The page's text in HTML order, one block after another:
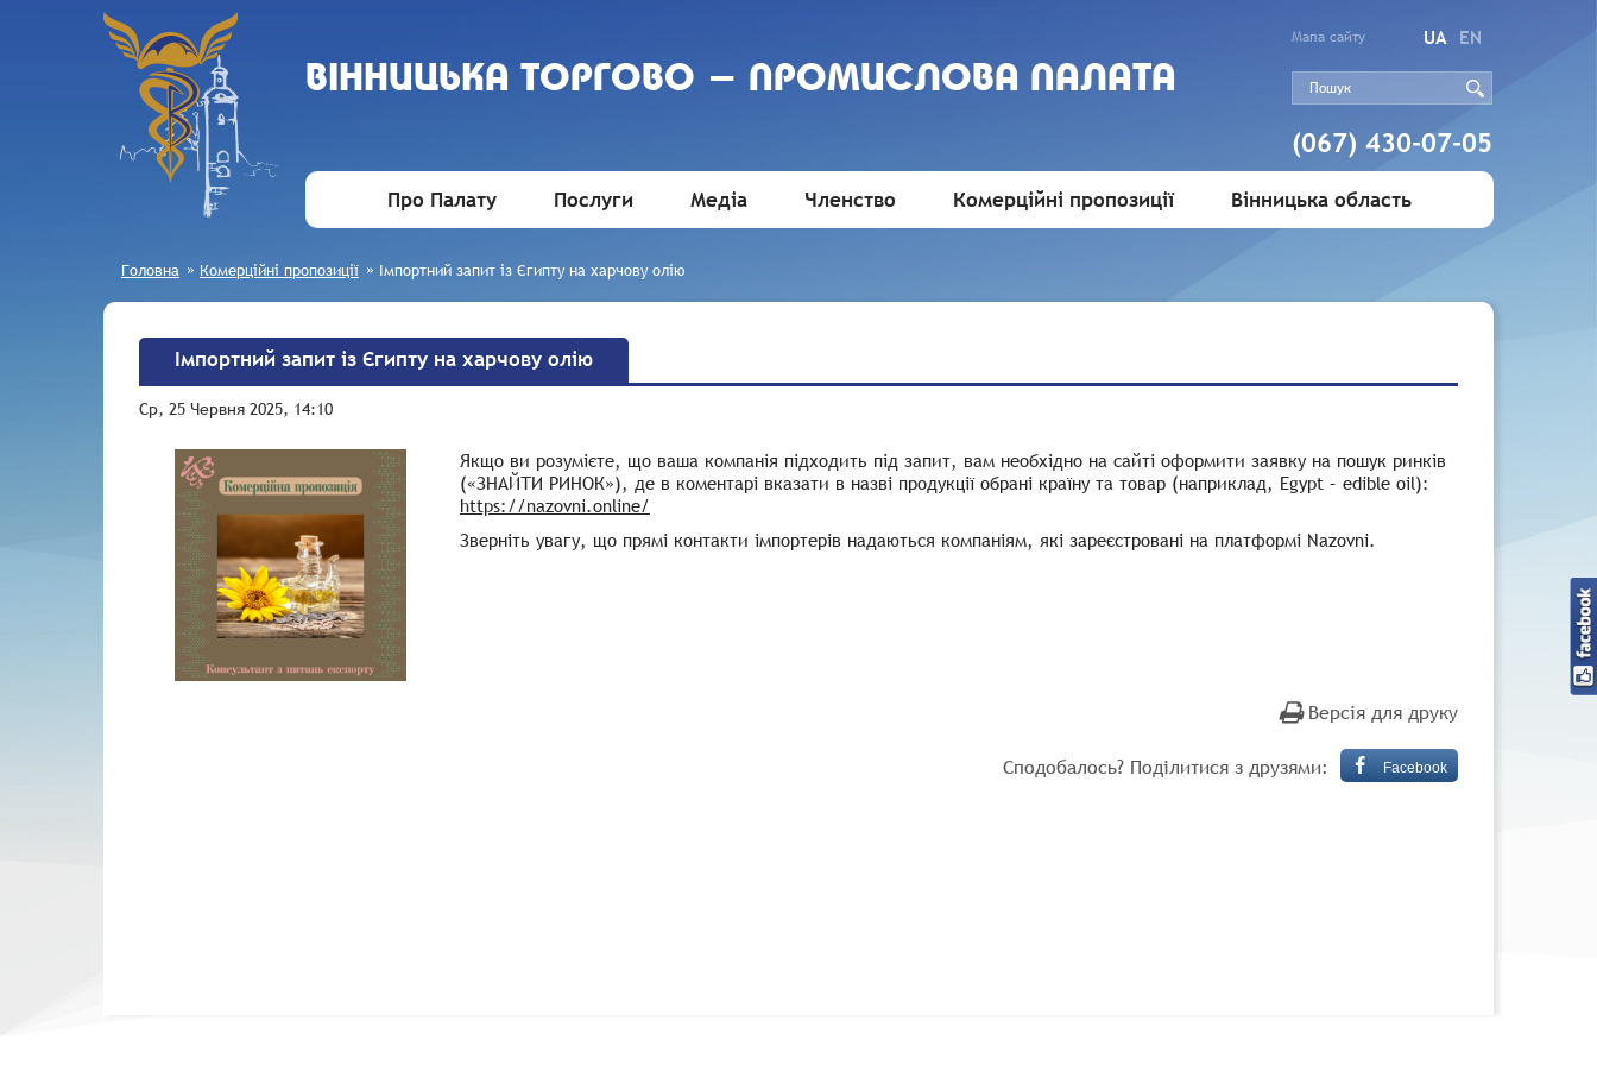
ВIННИЦЬКА ТОРГОВО - ПРОМИСЛОВА ПАЛАТА
Мапа сайту UA EN
(067) 430-07-05
Про Палату Послуги Медіа Членство Комерційні пропозиції Вінницька область
Головна » Комерційні пропозиції » Імпортний запит із Єгипту на харчову олію
Імпортний запит із Єгипту на харчову олію
Ср, 25 Червня 2025, 14:10
Якщо ви розумієте, що ваша компанія підходить під запит, вам необхідно на сайті оформити заявку на пошук ринків
(«ЗНАЙТИ РИНОК»), де в коментарі вказати в назві продукції обрані країну та товар (наприклад, Egypt – edible oil):
https://nazovni.online/
Зверніть увагу, що прямі контакти імпортерів надаються компаніям, які зареєстровані на платформі Nazovni.
Версія для друку
Сподобалось? Поділитися з друзями: Facebook